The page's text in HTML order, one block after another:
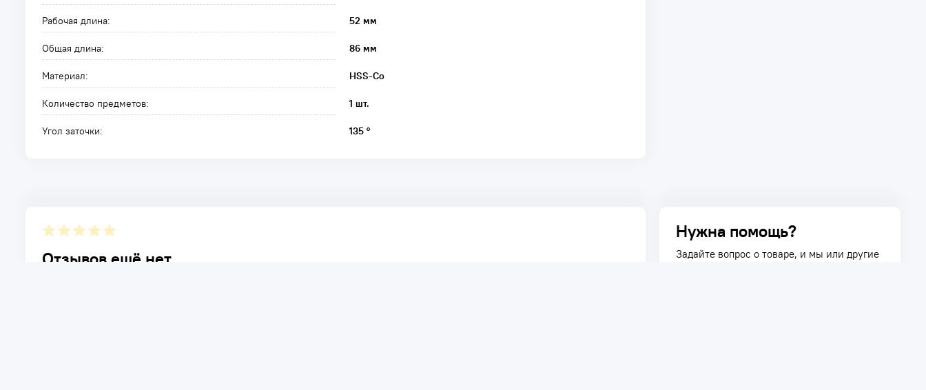
Рабочая длина: 52 мм
Общая длина: 86 мм
Материал: HSS-Co
Количество предметов: 1 шт.
Угол заточки: 135 °
Отзывов ещё нет.
Нужна помощь?
Задайте вопрос о товаре, и мы или другие